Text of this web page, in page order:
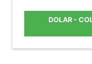
DOLAR -